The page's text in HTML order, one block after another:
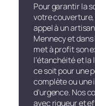
Pour garantir la
votre
appel à un
Mennecy et
met à profit son
l’étanchéité et
ce soit pour une
complète ou une
d’urgence. Nos
avec rigueur et